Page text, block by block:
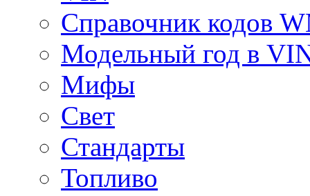
Справочник кодов
Модельный год в
Мифы
Свет
Стандарты
Топливо